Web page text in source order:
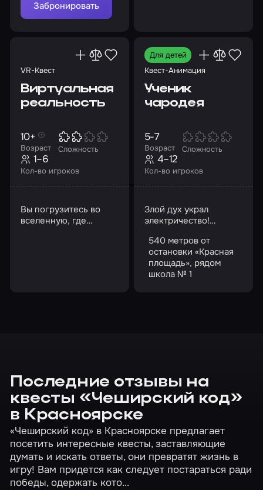
Забронировать
VR-Квест
Виртуальная
реальность
Возраст
10+
Сложность
Кол-во игроков
1–6
Вы погрузитесь во
вселенную, где
Для детей
Квест-Анимация
Ученик
чародея
Возраст
5-7
Сложность
Кол-во игроков
4–12
Злой дух украл
электричество!
силу доброй магии
540 метров от
остановки «Красная
площадь», рядом
школа № 1
Последние отзывы на
квесты «Чеширский код»
в Красноярске
«Чеширский код» в Красноярске предлагает
посетить интересные квесты, заставляющие
думать и искать ответы, они превратят жизнь в
игру! Вам придется как следует постараться ради
победы, одержать кото...